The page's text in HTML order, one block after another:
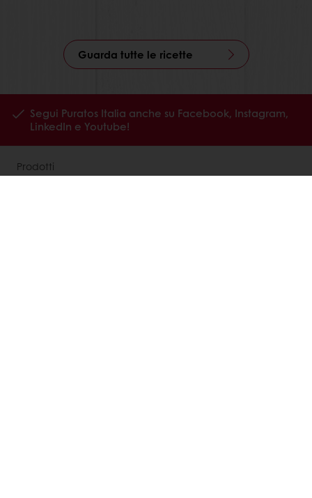
Guarda tutte le ricette
Segui Puratos Italia anche su Facebook, Instagram,
LinkedIn e Youtube!
Prodotti